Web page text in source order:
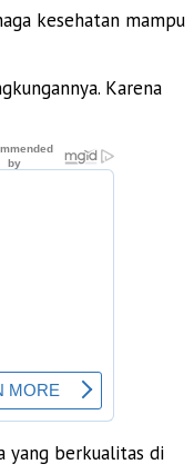
kesehatan mampu
Karena
yang berkualitas di